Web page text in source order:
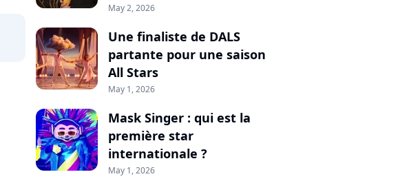
May 2, 2026
Une finaliste de DALS
partante pour une saison
All Stars
May 1, 2026
Mask Singer : qui est la
première star
internationale ?
May 1, 2026